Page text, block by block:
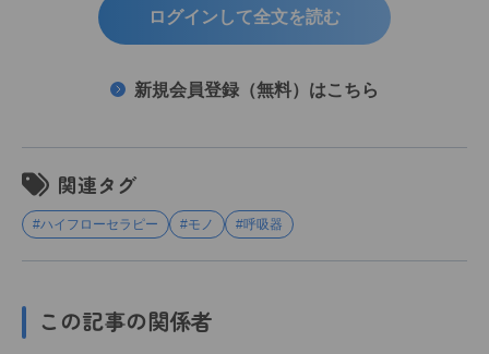
ログインして全文を読む
新規会員登録（無料）はこちら
関連タグ
#ハイフローセラピー #モノ #呼吸器
この記事の関係者